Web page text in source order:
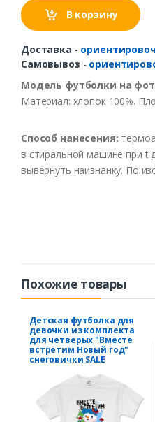
В корзину
Доставка -
Самовывоз -
Модель футболки на
Материал: хлопок 100%.
Способ нанесения:
в стиральной машине при t
вывернуть наизнанку. По
Похожие товары
Детская футболка для
девочки из комплекта
для четверых "Вместе
встретим Новый год"
снеговички SALE